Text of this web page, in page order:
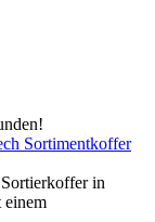
Sortimentkoffer
in
einem